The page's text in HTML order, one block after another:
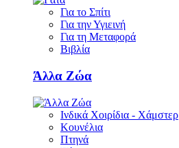
Για το Σπίτι
Για την Υγιεινή
Για τη Μεταφορά
Βιβλία
Άλλα Ζώα
Ινδικά Χοιρίδια - Χάμστερ
Κουνέλια
Πτηνά